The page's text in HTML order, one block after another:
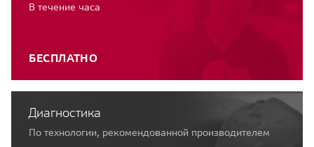
В течение часа
БЕСПЛАТНО
Диагностика
По технологии, рекомендованной производителем